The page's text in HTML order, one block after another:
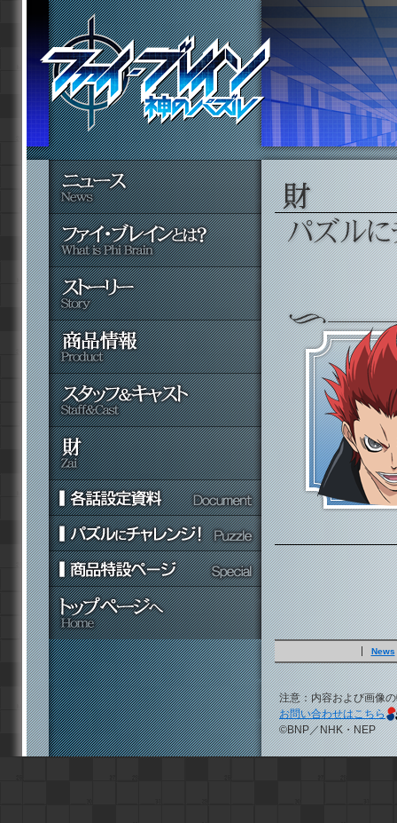
News
注意：内容および画像
お問い合わせはこちら
©BNP／NHK・NEP